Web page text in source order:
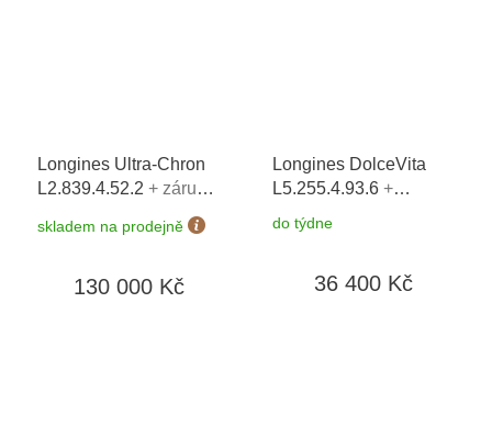
Longines Ultra-Chron
L2.839.4.52.2 + záruka
5 let + možnost výměny
do 90 dní
skladem na prodejně
130 000 Kč
Longines DolceVita
L5.255.4.93.6 +
prodloužená záruka 5
let + 5 let na výměnu
možnost výměny do 90
do týdne
36 400 Kč